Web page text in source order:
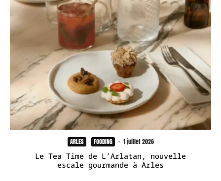
ARLES FOODING · 1 juillet 2026
Le Tea Time de L’Arlatan, nouvelle
escale gourmande à Arles